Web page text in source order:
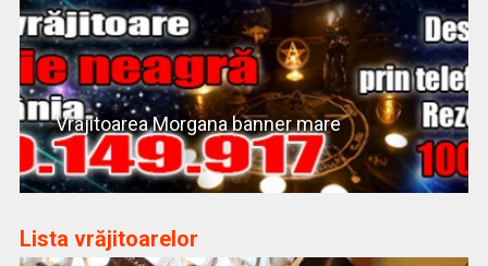
Vrajitoarea Morgana banner mare
Lista vrăjitoarelor